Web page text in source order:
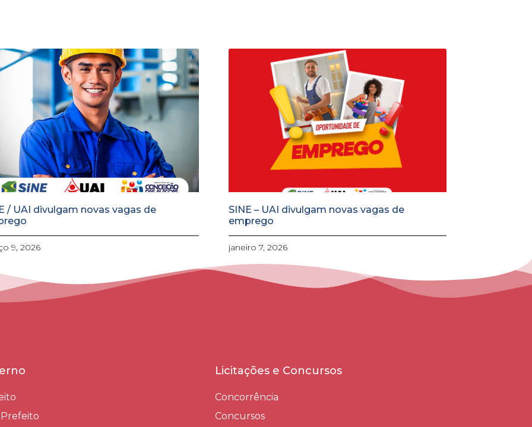
/ UAI divulgam novas vagas de
9, 2026
SINE – UAI divulgam novas vagas de
emprego
janeiro 7, 2026
Licitações e Concursos
Concorrência
Concursos